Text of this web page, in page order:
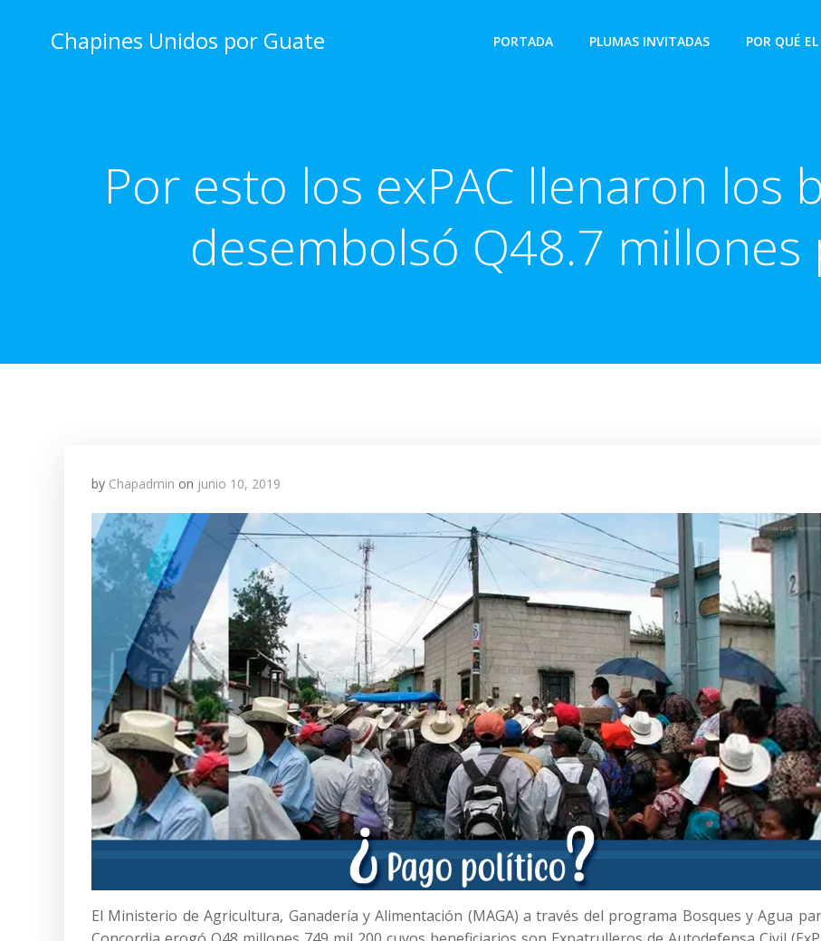
Chapines Unidos por Guate PORTADA PLUMAS INVITADAS POR QUÉ
Por esto los exPAC llenaron los
desembolsó Q48.7 millones
by Chapadmin on junio 10, 2019
El Ministerio de Agricultura, Ganadería y Alimentación (MAGA) a través del programa Bosques y Agua